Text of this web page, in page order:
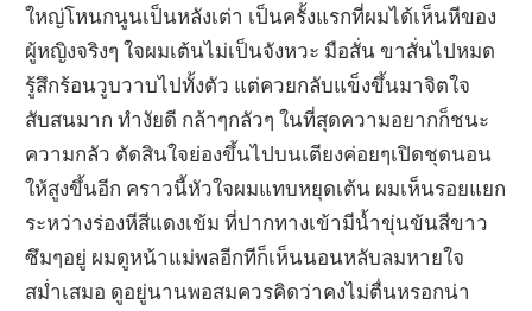
ใหญ่โหนกนูนเป็นหลังเต่า เป็นครั้งแรกที่ผมได้เห็นหีของ
ผู้หญิงจริงๆ ใจผมเต้นไม่เป็นจังหวะ มือสั่น ขาสั่นไปหมด
รู้สึกร้อนวูบวาบไปทั้งตัว แต่ควยกลับแข็งขึ้นมาจิตใจ
สับสนมาก ทำงัยดี กล้าๆกลัวๆ ในที่สุดความอยากก็ชนะ
ความกลัว ตัดสินใจย่องขึ้นไปบนเตียงค่อยๆเปิดชุดนอน
ให้สูงขึ้นอีก คราวนี้หัวใจผมแทบหยุดเต้น ผมเห็นรอยแยก
ระหว่างร่องหีสีแดงเข้ม ที่ปากทางเข้ามีน้ำขุ่นข้นสีขาว
ซึมๆอยู่ ผมดูหน้าแม่พลอีกทีก็เห็นนอนหลับลมหายใจ
สม่ำเสมอ ดูอยู่นานพอสมควรคิดว่าคงไม่ตื่นหรอกน่า